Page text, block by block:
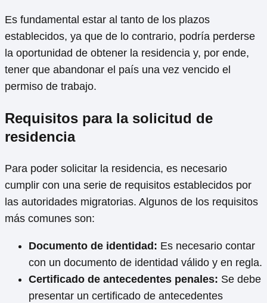
Es fundamental estar al tanto de los plazos
establecidos, ya que de lo contrario, podría perderse
la oportunidad de obtener la residencia y, por ende,
tener que abandonar el país una vez vencido el
permiso de trabajo.
Requisitos para la solicitud de
residencia
Para poder solicitar la residencia, es necesario
cumplir con una serie de requisitos establecidos por
las autoridades migratorias. Algunos de los requisitos
más comunes son:
Documento de identidad: Es necesario contar
con un documento de identidad válido y en regla.
Certificado de antecedentes penales: Se debe
presentar un certificado de antecedentes